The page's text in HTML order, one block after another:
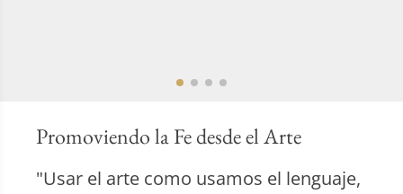
Promoviendo la Fe desde el Arte
"Usar el arte como usamos el lenguaje,